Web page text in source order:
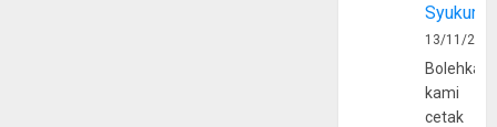
Syukur
13/11/
Bolehkah
kami
cetak